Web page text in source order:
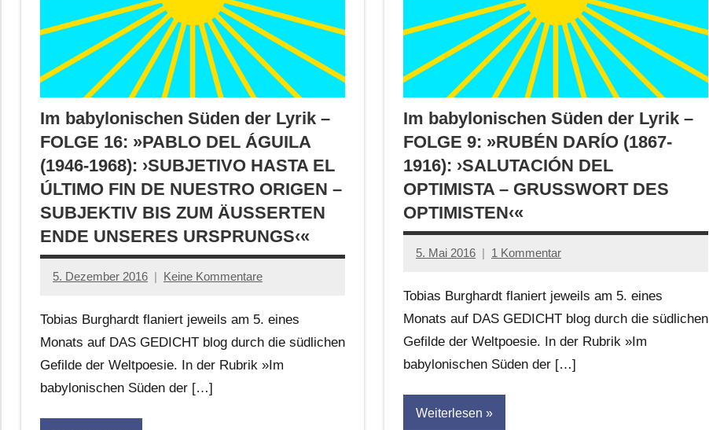
Im babylonischen Süden der Lyrik –
FOLGE 16: »PABLO DEL ÁGUILA
(1946-1968): ›SUBJETIVO HASTA EL
ÚLTIMO FIN DE NUESTRO ORIGEN –
SUBJEKTIV BIS ZUM ÄUSSERTEN
ENDE UNSERES URSPRUNGS‹«
5. Dezember 2016
Anton
Leitner
Keine Kommentare
Tobias Burghardt flaniert jeweils am 5. eines
Monats auf DAS GEDICHT blog durch die südlichen
Gefilde der Weltpoesie. In der Rubrik »Im
babylonischen Süden der […]
Im babylonischen Süden der Lyrik –
FOLGE 9: »RUBÉN DARÍO (1867-
1916): ›SALUTACIÓN DEL
OPTIMISTA – GRUSSWORT DES
OPTIMISTEN‹«
5. Mai 2016
Anton
Leitner
1 Kommentar
Tobias Burghardt flaniert jeweils am 5. eines
Monats auf DAS GEDICHT blog durch die südlichen
Gefilde der Weltpoesie. In der Rubrik »Im
babylonischen Süden der […]
Weiterlesen